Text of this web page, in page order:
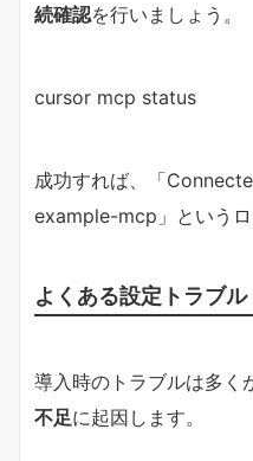
続確認を行いましょう。
cursor mcp status
成功すれば、「
example-mcp」というロ
よくある設定トラブル
導入時のトラブルは多く
不足に起因します。